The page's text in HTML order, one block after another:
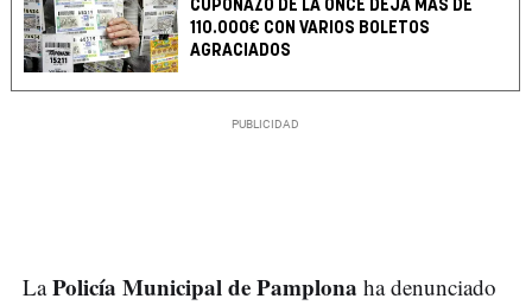
CUPONAZO DE LA ONCE DEJA MÁS DE
110.000€ CON VARIOS BOLETOS
AGRACIADOS
LaPolicía Municipal de Pamplona ha denunciado